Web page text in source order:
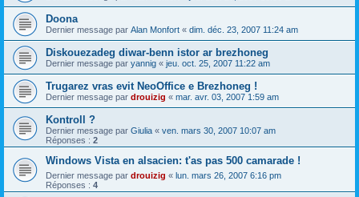
Doona
Dernier message par Alan Monfort « dim. déc. 23, 2007 11:24 am
Diskouezadeg diwar-benn istor ar brezhoneg
Dernier message par yannig « jeu. oct. 25, 2007 11:22 am
Trugarez vras evit NeoOffice e Brezhoneg !
Dernier message par drouizig « mar. avr. 03, 2007 1:59 am
Kontroll ?
Dernier message par Giulia « ven. mars 30, 2007 10:07 am
Réponses : 2
Windows Vista en alsacien: t'as pas 500 camarade !
Dernier message par drouizig « lun. mars 26, 2007 6:16 pm
Réponses : 4